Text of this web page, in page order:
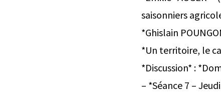
saisonniers
*Ghislain
*Un territoire, le
*Discussion* :
– *Séance 7 –